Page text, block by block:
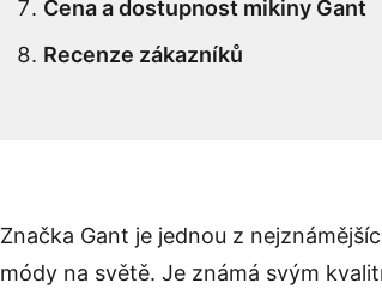
Cena a dostupnost mikiny Gant
Recenze zákazníků
Značka Gant je jednou z
módy na světě. Je známá svým